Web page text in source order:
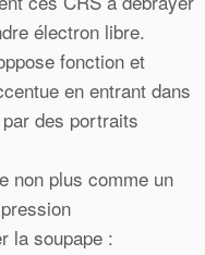
électron libre.
fonction et
en entrant dans
des portraits
non plus comme un
la soupape :